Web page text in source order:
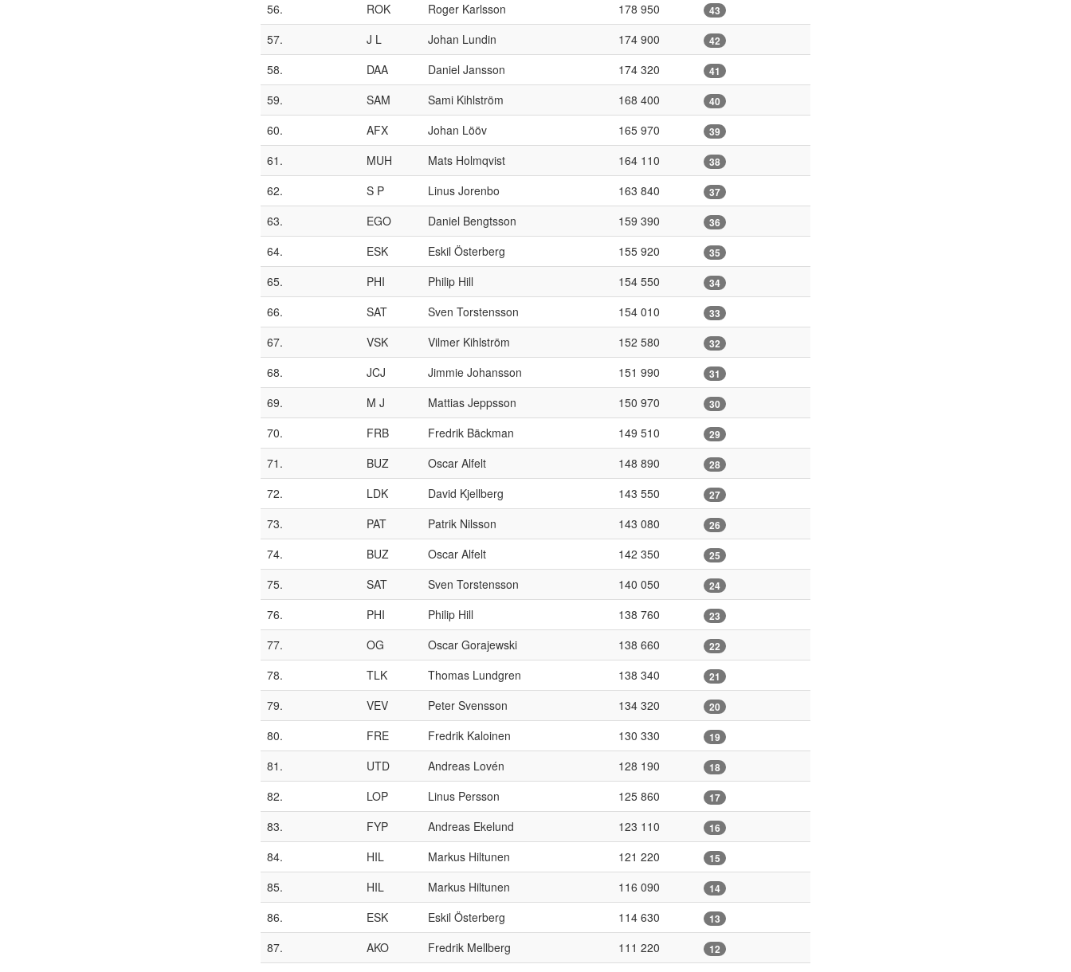
56. ROK Roger Karlsson 178 950 43
57. J L Johan Lundin 174 900 42
58. DAA Daniel Jansson 174 320 41
59. SAM Sami Kihlström 168 400 40
60. AFX Johan Lööv 165 970 39
61. MUH Mats Holmqvist 164 110 38
62. S P Linus Jorenbo 163 840 37
63. EGO Daniel Bengtsson 159 390 36
64. ESK Eskil Österberg 155 920 35
65. PHI Philip Hill 154 550 34
66. SAT Sven Torstensson 154 010 33
67. VSK Vilmer Kihlström 152 580 32
68. JCJ Jimmie Johansson 151 990 31
69. M J Mattias Jeppsson 150 970 30
70. FRB Fredrik Bäckman 149 510 29
71. BUZ Oscar Alfelt 148 890 28
72. LDK David Kjellberg 143 550 27
73. PAT Patrik Nilsson 143 080 26
74. BUZ Oscar Alfelt 142 350 25
75. SAT Sven Torstensson 140 050 24
76. PHI Philip Hill 138 760 23
77. OG Oscar Gorajewski 138 660 22
78. TLK Thomas Lundgren 138 340 21
79. VEV Peter Svensson 134 320 20
80. FRE Fredrik Kaloinen 130 330 19
81. UTD Andreas Lovén 128 190 18
82. LOP Linus Persson 125 860 17
83. FYP Andreas Ekelund 123 110 16
84. HIL Markus Hiltunen 121 220 15
85. HIL Markus Hiltunen 116 090 14
86. ESK Eskil Österberg 114 630 13
87. AKO Fredrik Mellberg 111 220 12